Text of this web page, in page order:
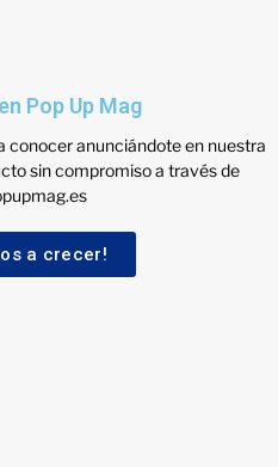
Pop Up Mag
conocer anunciándote en nuestra
sin compromiso a través de
a crecer!